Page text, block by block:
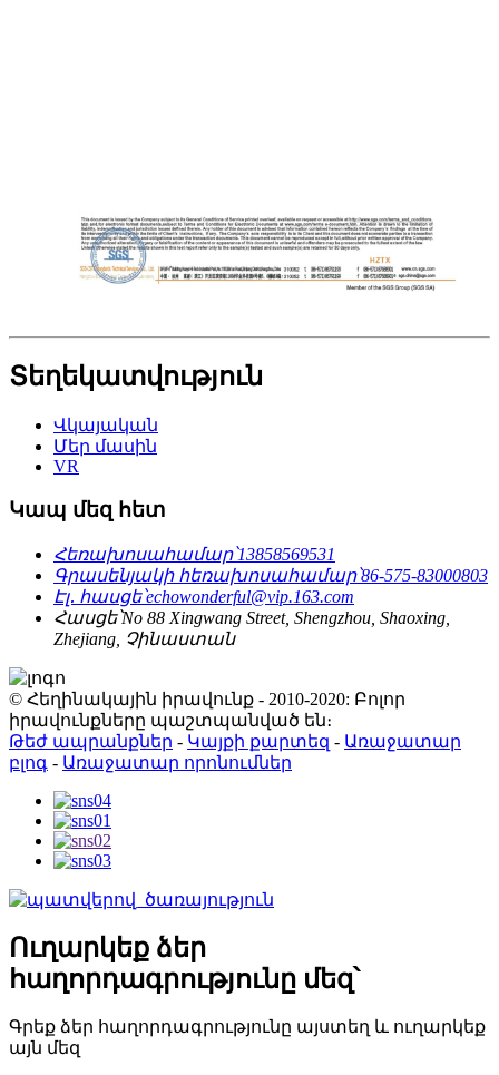
Տեղեկատվություն
Վկայական
Մեր մասին
VR
Կապ մեզ հետ
Հեռախոսահամար՝13858569531
Գրասենյակի հեռախոսահամար՝86-575-83000803
Էլ․ հասցե՝echowonderful@vip.163.com
Հասցե՝No 88 Xingwang Street, Shengzhou, Shaoxing,
Zhejiang, Չինաստան
© Հեղինակային իրավունք - 2010-2020: Բոլոր
իրավունքները պաշտպանված են։
Թեժ ապրանքներ - Կայքի քարտեզ - Առաջատար
բլոգ - Առաջատար որոնումներ
Ուղարկեք ձեր
հաղորդագրությունը մեզ՝
Գրեք ձեր հաղորդագրությունը այստեղ և ուղարկեք
այն մեզ